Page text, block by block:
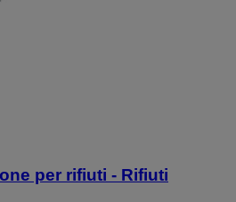
per rifiuti - Rifiuti